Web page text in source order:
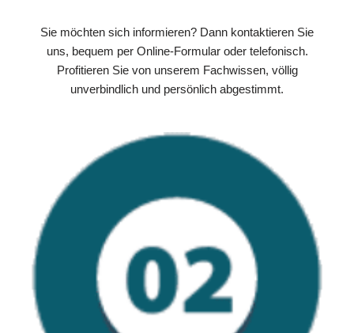
Sie möchten sich informieren? Dann kontaktieren Sie
uns, bequem per Online-Formular oder telefonisch.
Profitieren Sie von unserem Fachwissen, völlig
unverbindlich und persönlich abgestimmt.